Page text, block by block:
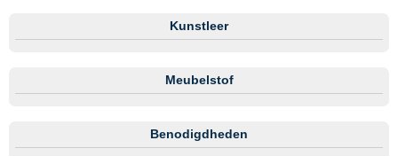
Kunstleer
Meubelstof
Benodigdheden